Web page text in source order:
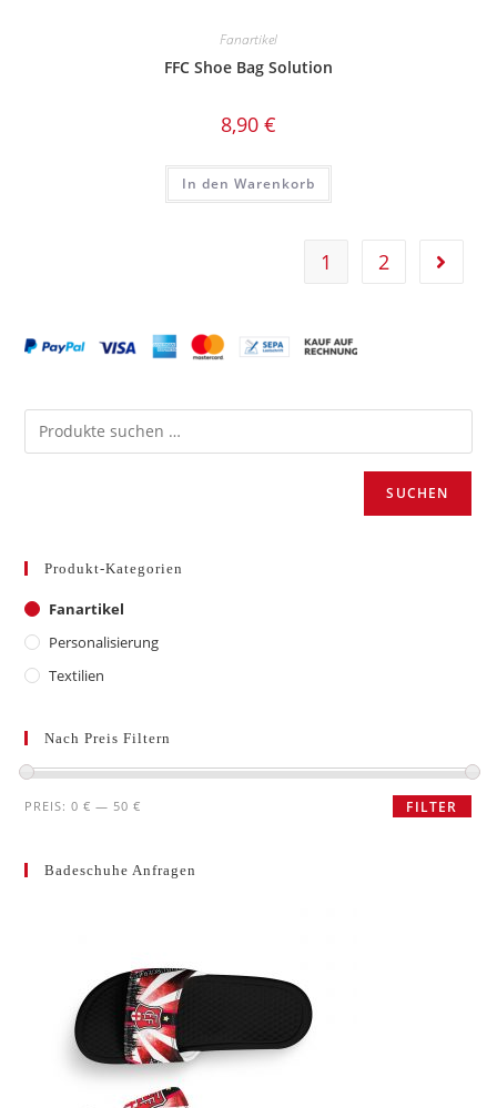
Fanartikel
FFC Shoe Bag Solution
8,90 €
In den Warenkorb
1 2
SUCHEN
Produkt-Kategorien
Fanartikel
Personalisierung
Textilien
Nach Preis Filtern
Min.
Max.
FILTER
PREIS:0 € — 50 €
Badeschuhe Anfragen